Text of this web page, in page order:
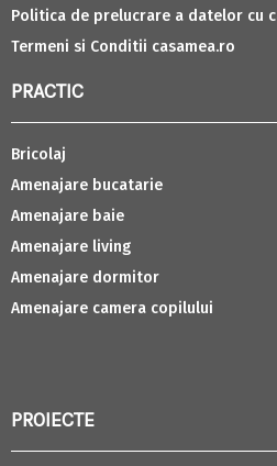
Politica de prelucrare a datelor cu
Termeni si Conditii casamea.ro
PRACTIC
Bricolaj
Amenajare bucatarie
Amenajare baie
Amenajare living
Amenajare dormitor
Amenajare camera copilului
PROIECTE